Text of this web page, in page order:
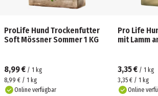
ProLife Hund Trockenfutter
Soft Mössner Sommer 1 KG
8,99 € / 1 kg
8,99 € / 1 kg
Online verfügbar
Pro Life
mit Lamm
3,35 € / 1 kg
3,35 € / 1 kg
Online